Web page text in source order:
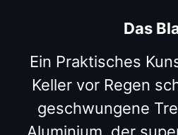
Das
Ein Praktisches
Keller vor Regen
geschwungene